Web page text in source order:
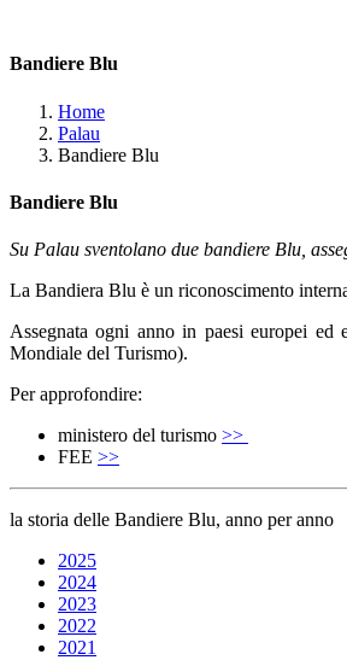
Bandiere Blu
Home
Palau
Bandiere Blu
Bandiere Blu
Su Palau sventolano due bandiere Blu,
La Bandiera Blu è un riconoscimento
Assegnata ogni anno in paesi europei
Mondiale del Turismo).
Per approfondire:
ministero del turismo >>
FEE >>
la storia delle Bandiere Blu, anno per anno
2025
2024
2023
2022
2021